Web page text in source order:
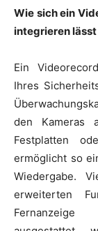
Wie sich ein
integrieren lässt
Ein
Ihres
den Kameras
Festplatten
ermöglicht so
Wiedergabe.
erweiterten
Fernanzeige